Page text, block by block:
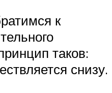
к
таков:
снизу.